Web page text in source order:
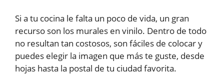
Si a tu cocina le falta un poco de vida, un gran
recurso son los murales en vinilo. Dentro de todo
no resultan tan costosos, son fáciles de colocar y
puedes elegir la imagen que más te guste, desde
hojas hasta la postal de tu ciudad favorita.